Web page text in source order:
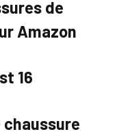
de
Amazon
16
chaussure